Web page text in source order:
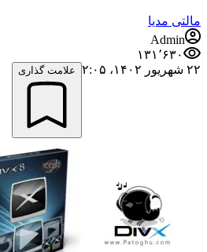
مالتی مدیا
Admin
۱۳۱٬۶۳۰
۲۲ شهریور ۱۴۰۲،‏ ۲:۰۵
علامت گذاری